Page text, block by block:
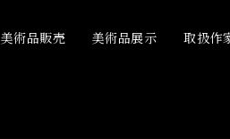
美術品販売 美術品展示 取扱作